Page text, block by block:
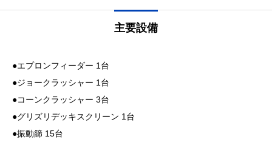
主要設備
●エプロンフィーダー 1台
●ジョークラッシャー 1台
●コーンクラッシャー 3台
●グリズリデッキスクリーン 1台
●振動篩 15台